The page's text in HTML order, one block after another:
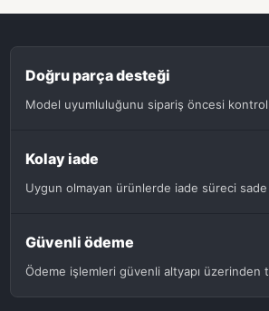
Doğru parça desteği
Model uyumluluğunu sipariş öncesi
Kolay iade
Uygun olmayan ürünlerde iade süreci
Güvenli ödeme
Ödeme işlemleri güvenli altyapı üzerinden